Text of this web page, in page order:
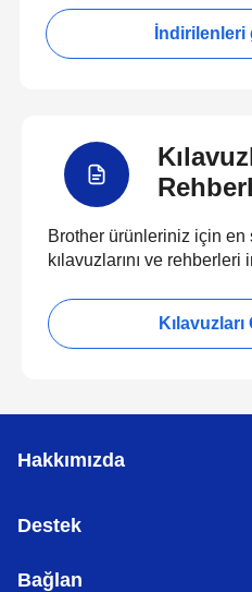
Brother ürünleriniz için en
kılavuzlarını ve rehberleri
Hakkımızda
Destek
Bağlan